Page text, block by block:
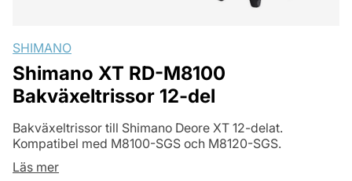
SHIMANO
Shimano XT RD-M8100
Bakväxeltrissor 12-del
Bakväxeltrissor till Shimano Deore XT 12-delat.
Kompatibel med M8100-SGS och M8120-SGS.
Läs mer